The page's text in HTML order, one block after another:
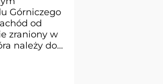
Górniczego
od
zraniony w
należy do